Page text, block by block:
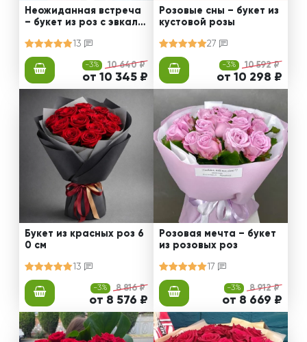
Неожиданная встреча
– букет из роз с эвкали
13
-3% 10 640 ₽
от 10 345 ₽
Розовые сны – букет из
кустовой розы
27
-3% 10 592 ₽
от 10 298 ₽
Букет из красных роз 6
0 см
13
-3% 8 816 ₽
от 8 576 ₽
Розовая мечта – букет
из розовых роз
17
-3% 8 912 ₽
от 8 669 ₽